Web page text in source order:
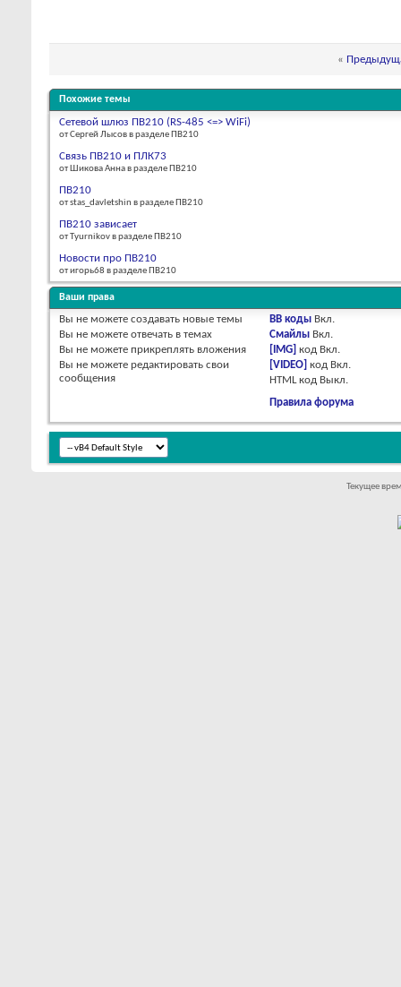
«
Похожие темы
Сетевой шлюз ПВ210 (RS-485 <=> WiFi)
от Сергей Лысов в разделе ПВ210
Связь ПВ210 и ПЛК73
от Шикова Анна в разделе ПВ210
ПВ210
от stas_davletshin в разделе ПВ210
ПВ210 зависает
от Tyurnikov в разделе ПВ210
Новости про ПВ210
от игорь68 в разделе ПВ210
Ваши права
Вы не можете создавать новые темы
Вы не можете отвечать в темах
Вы не можете прикреплять вложения
Вы не можете редактировать свои
сообщения
BB коды Вкл.
Смайлы Вкл.
[IMG] код Вкл.
[VIDEO] код Вкл.
HTML код Выкл.
Правила форума
Текущее